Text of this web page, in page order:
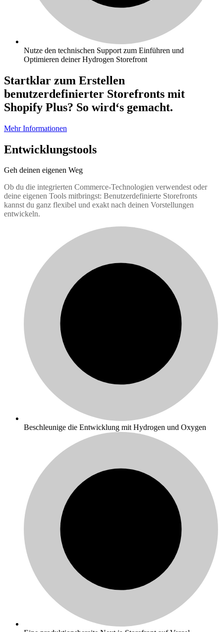
Nutze den technischen Support zum Einführen und
Optimieren deiner Hydrogen Storefront
Startklar zum Erstellen
benutzerdefinierter Storefronts mit
Shopify Plus? So wird‘s gemacht.
Mehr Informationen
Entwicklungstools
Geh deinen eigenen Weg
Ob du die integrierten Commerce-Technologien verwendest oder
deine eigenen Tools mitbringst: Benutzerdefinierte Storefronts
kannst du ganz flexibel und exakt nach deinen Vorstellungen
entwickeln.
Beschleunige die Entwicklung mit Hydrogen und Oxygen